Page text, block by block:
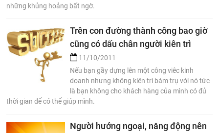
những khủng hoảng bất ngờ.
Trên con đường thành công bao giờ
cũng có dấu chân người kiên trì
11/10/2011
Nếu bạn gầy dựng lên một công viêc kinh
doanh nhưng không kiên trì bám trụ với nó tức
là bạn không cho khách hàng của mình có đủ
thời gian để có thể giúp mình.
Người hướng ngoại, năng động nên